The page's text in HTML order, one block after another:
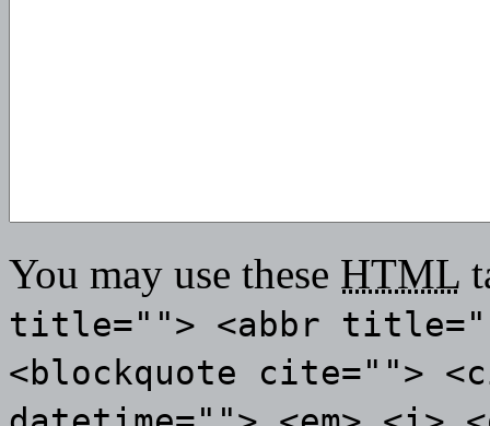
You may use these HTML
title=""> <abbr
<blockquote cite="">